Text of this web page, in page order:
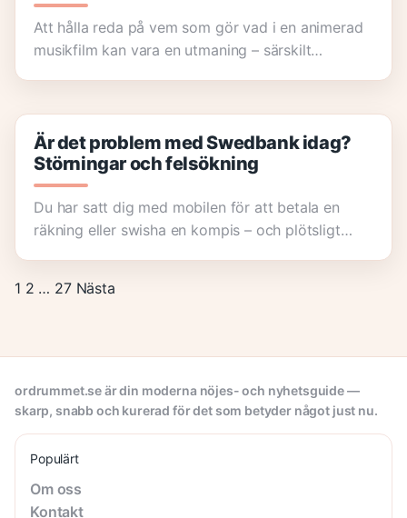
Att hålla reda på vem som gör vad i en animerad
musikfilm kan vara en utmaning – särskilt…
Är det problem med Swedbank idag?
Störningar och felsökning
Du har satt dig med mobilen för att betala en
räkning eller swisha en kompis – och plötsligt…
1 2 … 27 Nästa
ordrummet.se är din moderna nöjes- och nyhetsguide —
skarp, snabb och kurerad för det som betyder något just nu.
Populärt
Om oss
Kontakt